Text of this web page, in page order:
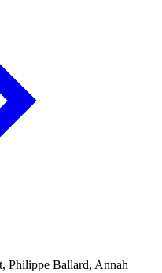
Philippe Ballard, Annah